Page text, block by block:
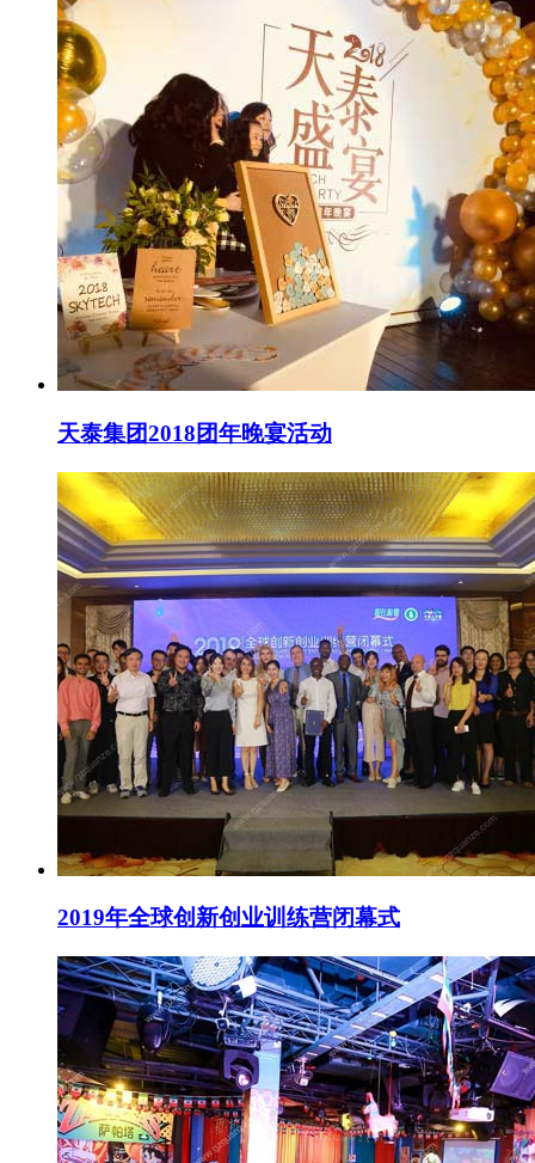
天泰集团2018团年晚宴活动
2019年全球创新创业训练营闭幕式